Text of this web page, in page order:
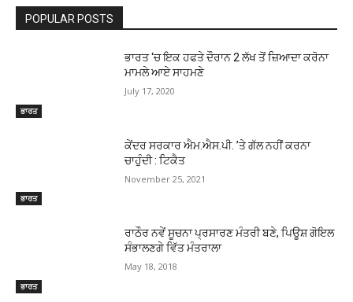
POPULAR POSTS
ਭਾਰਤ
ਭਾਰਤ ‘ਚ ਇਕ ਹਫਤੇ ਦੌਰਾਨ 2 ਲੱਖ ਤੋਂ ਜ਼ਿਆਦਾ ਕਰੋਨਾ
ਮਾਮਲੇ ਆਏ ਸਾਹਮਣੇ
July 17, 2020
ਭਾਰਤ
ਕੇਂਦਰ ਸਰਕਾਰ ਐਮ.ਐਸ.ਪੀ. ’ਤੇ ਗੱਲ ਨਹੀਂ ਕਰਨਾ
ਚਾਹੁੰਦੀ : ਟਿਕੈਤ
November 25, 2021
ਭਾਰਤ
ਰਾਠੌਰ ਨਵੇਂ ਸੂਚਨਾ ਪ੍ਰਸਾਰਣ ਮੰਤਰੀ ਬਣੇ, ਪਿਊਸ਼ ਗੋਇਲ
ਸੰਭਾਲਣਗੇ ਵਿੱਤ ਮੰਤਰਾਲਾ
May 18, 2018